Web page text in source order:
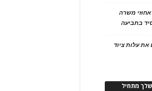
משרה
בתביעה
עלות ציוד
מתחיל